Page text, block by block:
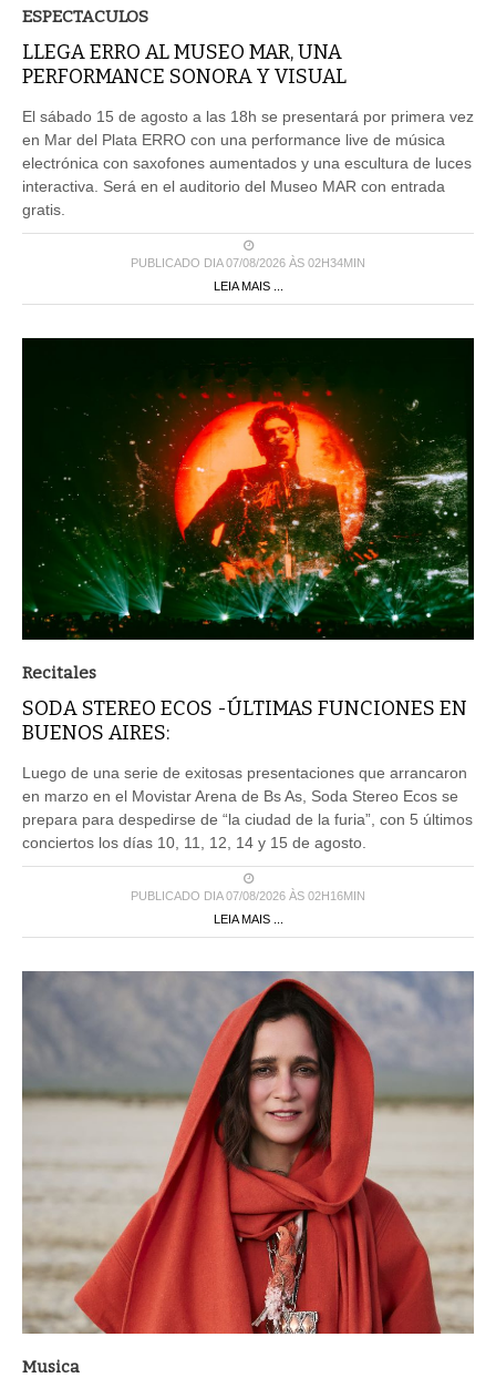
ESPECTACULOS
LLEGA ERRO AL MUSEO MAR, UNA
PERFORMANCE SONORA Y VISUAL
El sábado 15 de agosto a las 18h se presentará por primera vez
en Mar del Plata ERRO con una performance live de música
electrónica con saxofones aumentados y una escultura de luces
interactiva. Será en el auditorio del Museo MAR con entrada
gratis.
PUBLICADO DIA 07/08/2026 ÀS 02H34MIN
LEIA MAIS ...
Recitales
SODA STEREO ECOS -ÚLTIMAS FUNCIONES EN
BUENOS AIRES:
Luego de una serie de exitosas presentaciones que arrancaron
en marzo en el Movistar Arena de Bs As, Soda Stereo Ecos se
prepara para despedirse de “la ciudad de la furia”, con 5 últimos
conciertos los días 10, 11, 12, 14 y 15 de agosto.
PUBLICADO DIA 07/08/2026 ÀS 02H16MIN
LEIA MAIS ...
Musica